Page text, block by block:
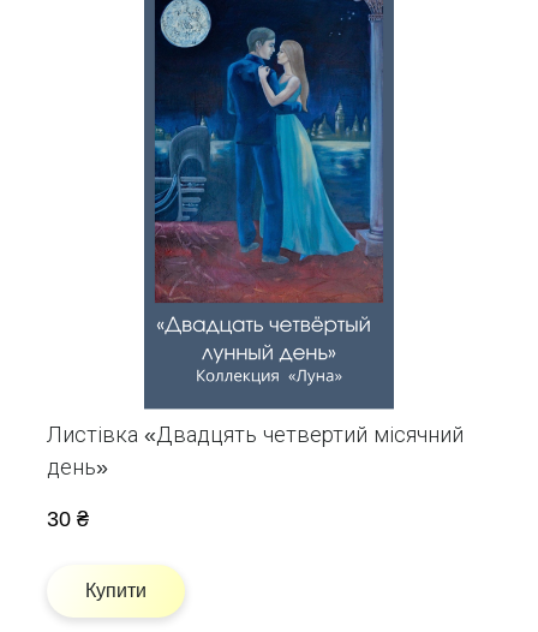
Листівка «Двадцять четвертий місячний
день»
30 ₴
Купити